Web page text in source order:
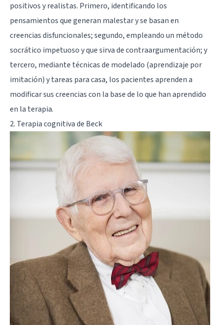
positivos y realistas. Primero, identificando los
pensamientos que generan malestar y se basan en
creencias disfuncionales; segundo, empleando un método
socrático impetuoso y que sirva de contraargumentación; y
tercero, mediante técnicas de modelado (aprendizaje por
imitación) y tareas para casa, los pacientes aprenden a
modificar sus creencias con la base de lo que han aprendido
en la terapia.
2. Terapia cognitiva de Beck